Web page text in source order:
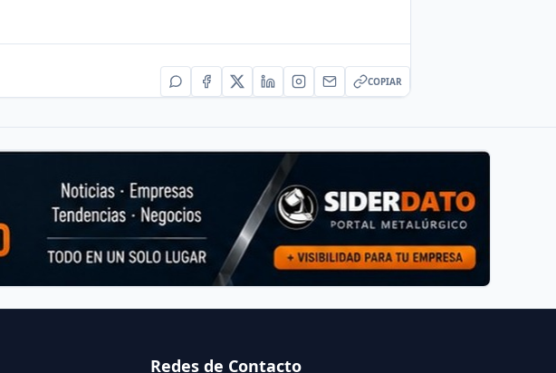
COPIAR
Redes de Contacto